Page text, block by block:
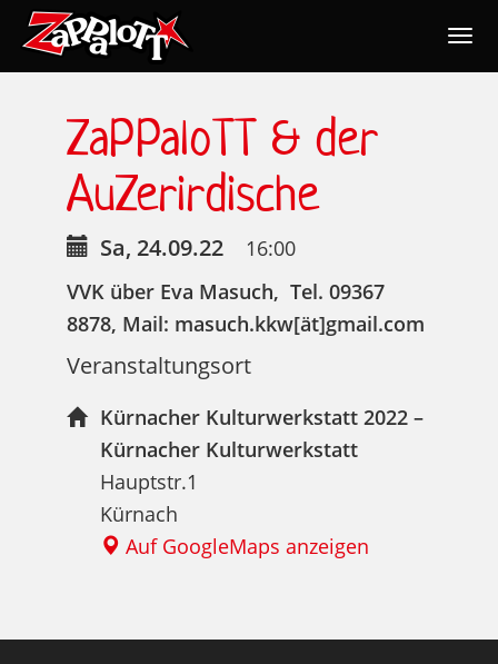
ZaPPaloTT & der
AuZerirdische
Sa, 24.09.22
16:00
VVK über Eva Masuch, Tel. 09367
8878, Mail: masuch.kkw[ät]gmail.com
Veranstaltungsort
Kürnacher Kulturwerkstatt 2022 –
Kürnacher Kulturwerkstatt
Hauptstr.1
Kürnach
Auf GoogleMaps anzeigen